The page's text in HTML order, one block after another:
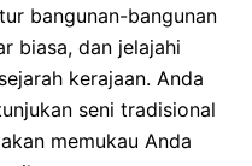
bangunan-bangunan
biasa, dan jelajahi
kerajaan. Anda
seni tradisional
memukau Anda